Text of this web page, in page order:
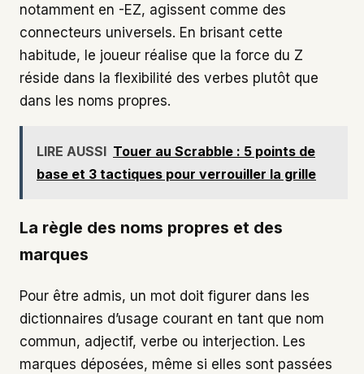
notamment en -EZ, agissent comme des
connecteurs universels. En brisant cette
habitude, le joueur réalise que la force du Z
réside dans la flexibilité des verbes plutôt que
dans les noms propres.
LIRE AUSSI Touer au Scrabble : 5 points de
base et 3 tactiques pour verrouiller la grille
La règle des noms propres et des
marques
Pour être admis, un mot doit figurer dans les
dictionnaires d’usage courant en tant que nom
commun, adjectif, verbe ou interjection. Les
marques déposées, même si elles sont passées